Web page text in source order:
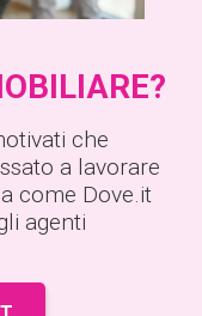
che
a lavorare
come Dove.it
agenti